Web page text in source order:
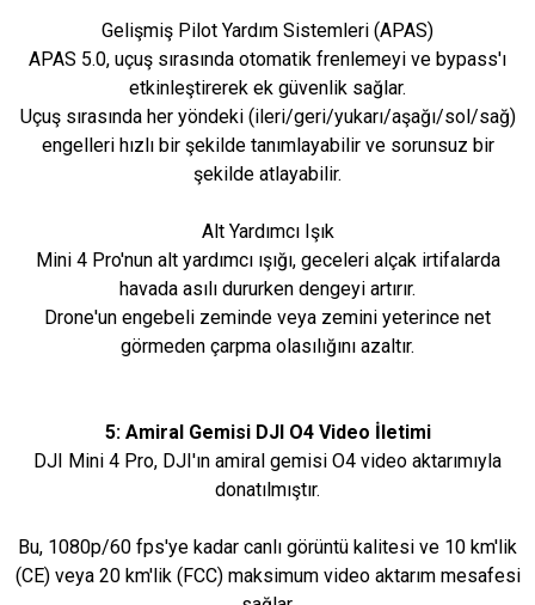
Gelişmiş Pilot Yardım Sistemleri (APAS)
APAS 5.0, uçuş sırasında otomatik frenlemeyi ve bypass'ı
etkinleştirerek ek güvenlik sağlar.
Uçuş sırasında her yöndeki (ileri/geri/yukarı/aşağı/sol/sağ)
engelleri hızlı bir şekilde tanımlayabilir ve sorunsuz bir
şekilde atlayabilir.
Alt Yardımcı Işık
Mini 4 Pro'nun alt yardımcı ışığı, geceleri alçak irtifalarda
havada asılı dururken dengeyi artırır.
Drone'un engebeli zeminde veya zemini yeterince net
görmeden çarpma olasılığını azaltır.
5: Amiral Gemisi DJI O4 Video İletimi
DJI Mini 4 Pro, DJI'ın amiral gemisi O4 video aktarımıyla
donatılmıştır.
Bu, 1080p/60 fps'ye kadar canlı görüntü kalitesi ve 10 km'lik
(CE) veya 20 km'lik (FCC) maksimum video aktarım mesafesi